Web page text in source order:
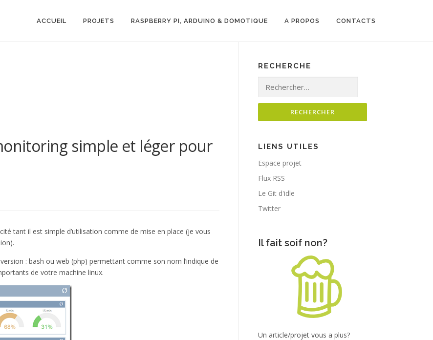
ACCUEIL PROJETS RASPBERRY PI, ARDUINO & DOMOTIQUE A PROPOS CONTACTS
simple et léger pour
tant il est simple d’utilisation comme de mise en place (je vous
: bash ou web (php) permettant comme son nom l’indique de
de votre machine linux.
RECHERCHE
Rechercher :
LIENS UTILES
Espace projet
Flux RSS
Le Git d'idle
Twitter
Il fait soif non?
Un article/projet vous a plus?